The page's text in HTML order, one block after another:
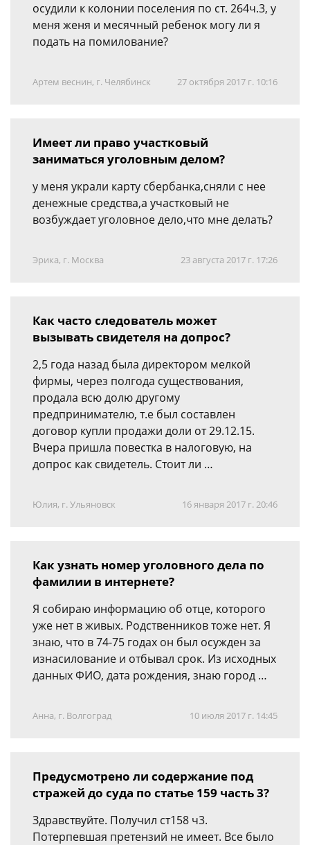
осудили к колонии поселения по ст. 264ч.3, у
меня женя и месячный ребенок могу ли я
подать на помилование?
Артем веснин, г. Челябинск 27 октября 2017 г. 10:16
Имеет ли право участковый
заниматься уголовным делом?
у меня украли карту сбербанка,сняли с нее
денежные средства,а участковый не
возбуждает уголовное дело,что мне делать?
Эрика, г. Москва 23 августа 2017 г. 17:26
Как часто следователь может
вызывать свидетеля на допрос?
2,5 года назад была директором мелкой
фирмы, через полгода существования,
продала всю долю другому
предпринимателю, т.е был составлен
договор купли продажи доли от 29.12.15.
Вчера пришла повестка в налоговую, на
допрос как свидетель. Стоит ли …
Юлия, г. Ульяновск 16 января 2017 г. 20:46
Как узнать номер уголовного дела по
фамилии в интернете?
Я собираю информацию об отце, которого
уже нет в живых. Родственников тоже нет. Я
знаю, что в 74-75 годах он был осужден за
изнасилование и отбывал срок. Из исходных
данных ФИО, дата рождения, знаю город …
Анна, г. Волгоград 10 июля 2017 г. 14:45
Предусмотрено ли содержание под
стражей до суда по статье 159 часть 3?
Здравствуйте. Получил ст158 ч3.
Потерпевшая претензий не имеет. Все было